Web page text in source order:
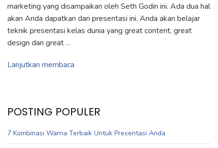
marketing yang disampaikan oleh Seth Godin ini. Ada dua hal
akan Anda dapatkan dari presentasi ini. Anda akan belajar
teknik presentasi kelas dunia yang great content, great
design dan great …
Lanjutkan membaca
POSTING POPULER
7 Kombinasi Warna Terbaik Untuk Presentasi Anda